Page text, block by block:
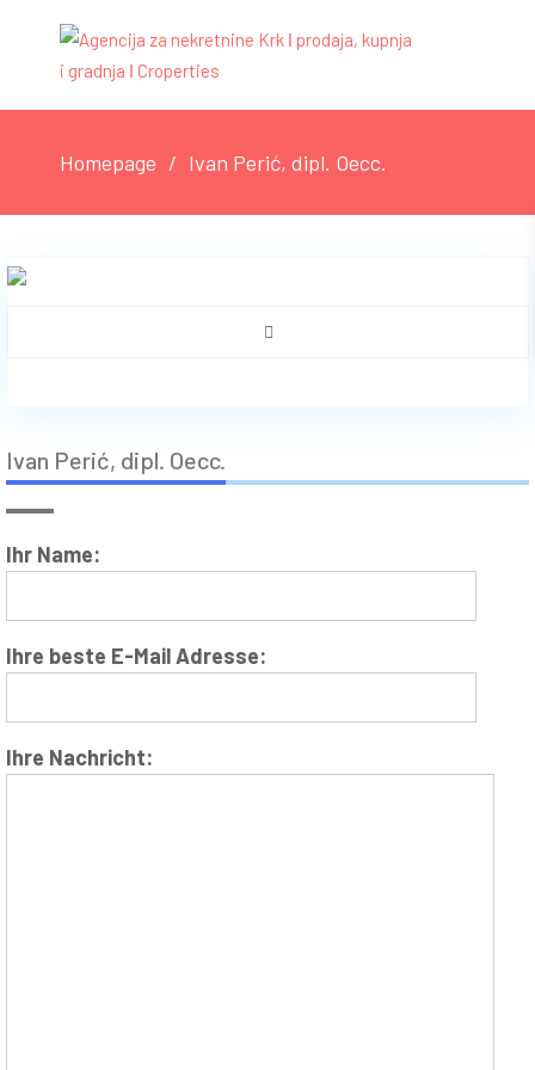
Homepage Ivan Perić, dipl. Oecc.
Ivan Perić, dipl. Oecc.
Ihr Name:
Ihre beste E-Mail Adresse:
Ihre Nachricht: